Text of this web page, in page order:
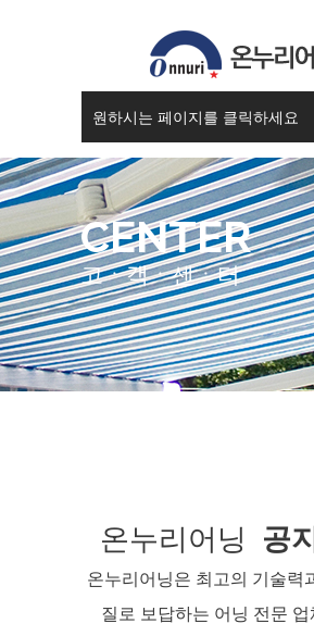
원하시는 페이지를 클릭하세요
CENTER
고ㆍ객ㆍ센ㆍ터
온누리어닝 공
온누리어닝은 최고의 기술력
질로 보답하는 어닝 전문 업